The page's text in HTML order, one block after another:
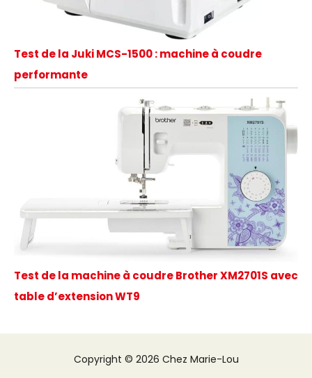
Test de la Juki MCS-1500 : machine à coudre
performante
Test de la machine à coudre Brother XM2701S avec
table d’extension WT9
Copyright © 2026 Chez Marie-Lou